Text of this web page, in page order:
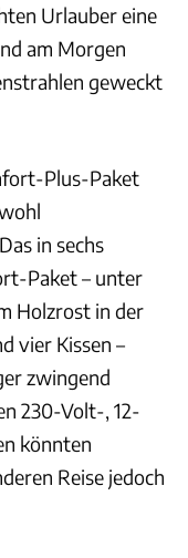
Urlauber eine
am Morgen
geweckt
Plus-Paket
in sechs
Paket – unter
Holzrost in der
vier Kissen –
zwingend
230-Volt-, 12-
könnten
Reise jedoch